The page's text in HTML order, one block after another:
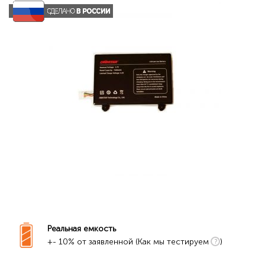
Реальная емкость
+- 10% от заявленной (Как мы тестируем
)